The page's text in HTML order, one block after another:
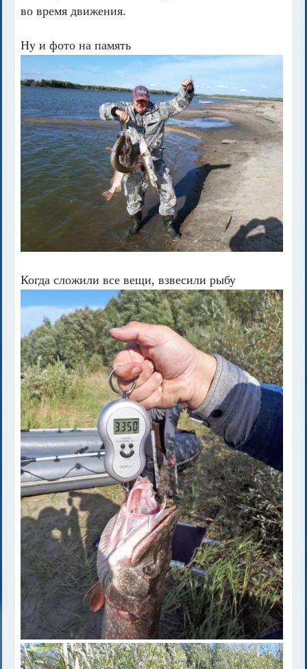
во время движения.
Ну и фото на память
Когда сложили все вещи, взвесили рыбу